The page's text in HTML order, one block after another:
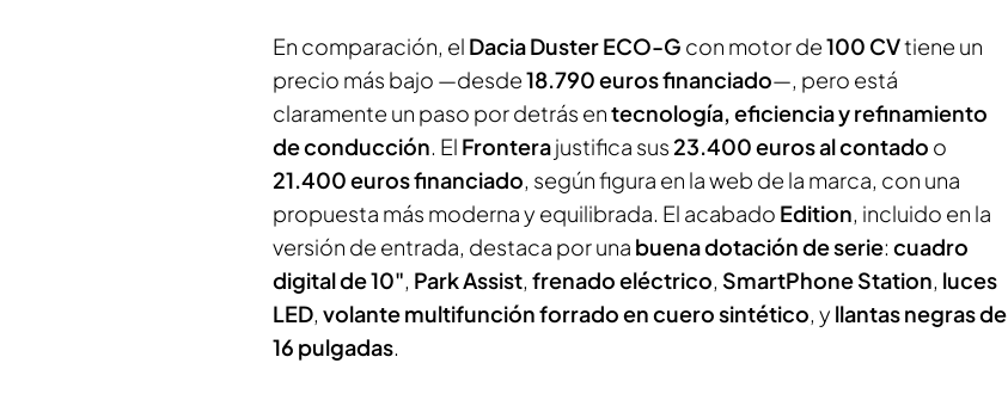
En comparación, el Dacia Duster ECO-G con motor de100 CVtiene un
precio más bajo —desde18.790 euros financiado—, pero está
claramente un paso por detrás entecnología, eficiencia y refinamiento
de conducción. El Fronterajustifica sus 23.400 euros al contado o
21.400 euros financiado, según figura en la web de la marca, con una
propuesta más moderna y equilibrada. El acabado Edition, incluido en la
versión de entrada, destaca por una buena dotación de serie: cuadro
digital de 10", Park Assist, frenado eléctrico, SmartPhone Station, luces
LED, volante multifunción forrado en cuero sintético, y llantas negras de
16 pulgadas.